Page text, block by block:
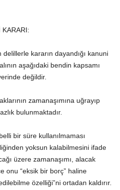
KARARI:
kararın dayandığı kanuni
aşağıdaki bendin kapsamı
değildir.
zamanaşımına uğrayıp
bulunmaktadır.
bir süre kullanılmaması
yoksun kalabilmesini ifade
üzere zamanaşımı, alacak
onu “eksik bir borç” haline
özelliği”ni ortadan kaldırır.